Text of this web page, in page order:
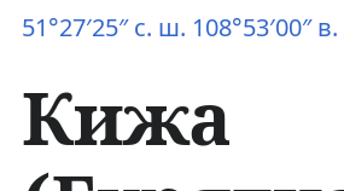
51°27′25″ с. ш. 108°53′00″
Кижа